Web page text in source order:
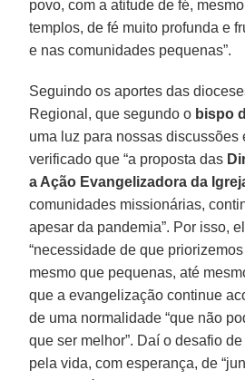
povo, com a atitude de fé,
templos, de fé muito profunda e
e nas comunidades pequenas”.
Seguindo os aportes das
Regional, que segundo o bispo
uma luz para nossas discussões
verificado que “a proposta das
a Ação Evangelizadora da
comunidades missionárias,
apesar da pandemia”. Por isso,
“necessidade de que
mesmo que pequenas, até
que a evangelização continue
de uma normalidade “que não
que ser melhor”. Daí o desafio
pela vida, com esperança, de